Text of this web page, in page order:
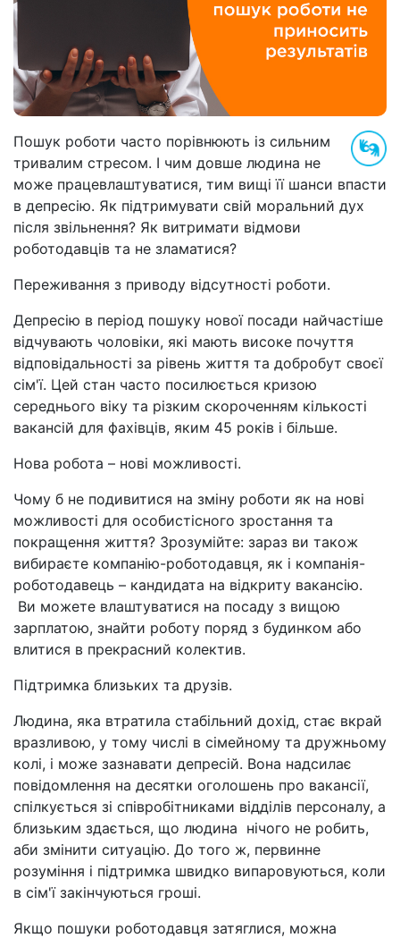
Пошук роботи часто порівнюють із сильним
тривалим стресом. І чим довше людина не
може працевлаштуватися, тим вищі її шанси впасти
в депресію. Як підтримувати свій моральний дух
після звільнення? Як витримати відмови
роботодавців та не зламатися?
Переживання з приводу відсутності роботи.
Депресію в період пошуку нової посади найчастіше
відчувають чоловіки, які мають високе почуття
відповідальності за рівень життя та добробут своєї
сім'ї. Цей стан часто посилюється кризою
середнього віку та різким скороченням кількості
вакансій для фахівців, яким 45 років і більше.
Нова робота – нові можливості.
Чому б не подивитися на зміну роботи як на нові
можливості для особистісного зростання та
покращення життя? Зрозумійте: зараз ви також
вибираєте компанію-роботодавця, як і компанія-
роботодавець – кандидата на відкриту вакансію.
Ви можете влаштуватися на посаду з вищою
зарплатою, знайти роботу поряд з будинком або
влитися в прекрасний колектив.
Підтримка близьких та друзів.
Людина, яка втратила стабільний дохід, стає вкрай
вразливою, у тому числі в сімейному та дружньому
колі, і може зазнавати депресій. Вона надсилає
повідомлення на десятки оголошень про вакансії,
спілкується зі співробітниками відділів персоналу, а
близьким здається, що людина нічого не робить,
аби змінити ситуацію. До того ж, первинне
розуміння і підтримка швидко випаровуються, коли
в сім'ї закінчуються гроші.
Якщо пошуки роботодавця затяглися, можна